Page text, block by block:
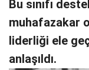
Bu sınıfı
muhafazakar
liderliği ele
anlaşıldı.